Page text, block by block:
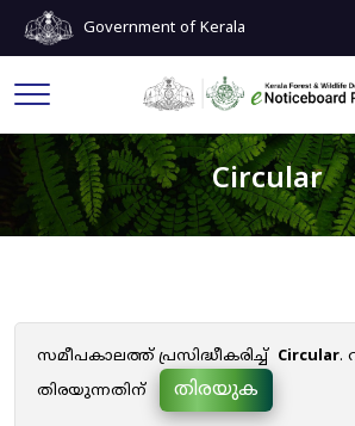
Government of Kerala
Circular
സമീപകാലത്ത് പ്രസിദ്ധീകരിച്ച് Circular.
തിരയുന്നതിന്
തിരയുക